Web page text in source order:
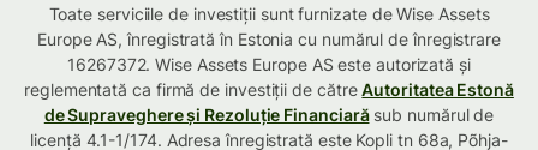
Toate serviciile de investiții sunt furnizate de Wise Assets
Europe AS, înregistrată în Estonia cu numărul de înregistrare
16267372. Wise Assets Europe AS este autorizată și
reglementată ca firmă de investiții de cătreAutoritatea Estonă
de Supraveghere și Rezoluție Financiarăsub numărul de
licență 4.1-1/174. Adresa înregistrată este Kopli tn 68a, Põhja-